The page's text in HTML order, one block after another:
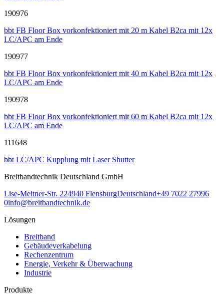
190976
bbt FB Floor Box vorkonfektioniert mit 20 m Kabel B2ca mit 12x
LC/APC am Ende
190977
bbt FB Floor Box vorkonfektioniert mit 40 m Kabel B2ca mit 12x
LC/APC am Ende
190978
bbt FB Floor Box vorkonfektioniert mit 60 m Kabel B2ca mit 12x
LC/APC am Ende
111648
bbt LC/APC Kupplung mit Laser Shutter
Breitbandtechnik Deutschland GmbH
Lise-Meitner-Str. 224940 FlensburgDeutschland+49 7022 27996
0info@breitbandtechnik.de
Lösungen
Breitband
Gebäudeverkabelung
Rechenzentrum
Energie, Verkehr & Überwachung
Industrie
Produkte